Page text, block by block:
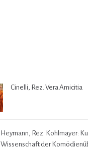
Cinelli, Rez. Vera Amicitia
Heymann, Rez. Kohlmayer:
Wissenschaft der